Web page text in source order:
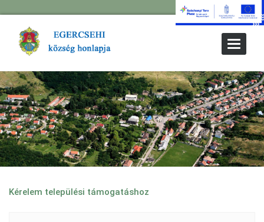
Toggle
Kérelem települési támogatáshoz